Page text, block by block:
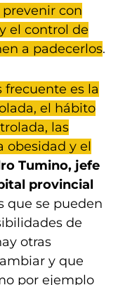
con
el control de
a padecerlos.
frecuente es la
el hábito
las
obesidad y el
Tumino, jefe
provincial
que se pueden
de
otras
y que
por ejemplo